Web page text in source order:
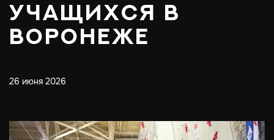
учащихся в
Воронеже
26 июня 2026